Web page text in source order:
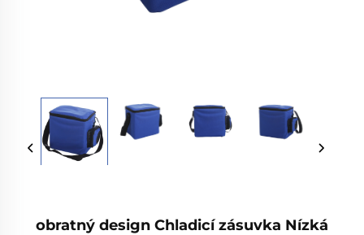
obratný design Chladicí zásuvka Nízká